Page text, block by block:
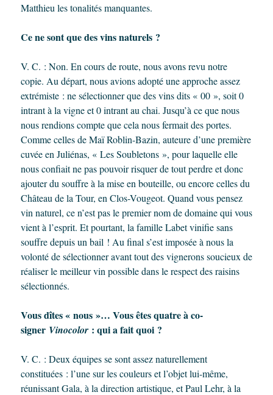
Matthieu les tonalités manquantes.
Ce ne sont que des vins naturels ?
V. C. : Non. En cours de route, nous avons revu notre
copie. Au départ, nous avions adopté une approche assez
extrémiste : ne sélectionner que des vins dits « 00 », soit 0
intrant à la vigne et 0 intrant au chai. Jusqu’à ce que nous
nous rendions compte que cela nous fermait des portes.
Comme celles de Maï Roblin-Bazin, auteure d’une première
cuvée en Juliénas, « Les Soubletons », pour laquelle elle
nous confiait ne pas pouvoir risquer de tout perdre et donc
ajouter du souffre à la mise en bouteille, ou encore celles du
Château de la Tour, en Clos-Vougeot. Quand vous pensez
vin naturel, ce n’est pas le premier nom de domaine qui vous
vient à l’esprit. Et pourtant, la famille Labet vinifie sans
souffre depuis un bail ! Au final s’est imposée à nous la
volonté de sélectionner avant tout des vignerons soucieux de
réaliser le meilleur vin possible dans le respect des raisins
sélectionnés.
Vous dîtes « nous »… Vous êtes quatre à co-
signer Vinocolor: qui a fait quoi ?
V. C. : Deux équipes se sont assez naturellement
constituées : l’une sur les couleurs et l’objet lui-même,
réunissant Gala, à la direction artistique, et Paul Lehr, à la